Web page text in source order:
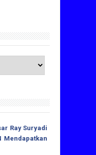
Ray Suryadi
Mendapatkan